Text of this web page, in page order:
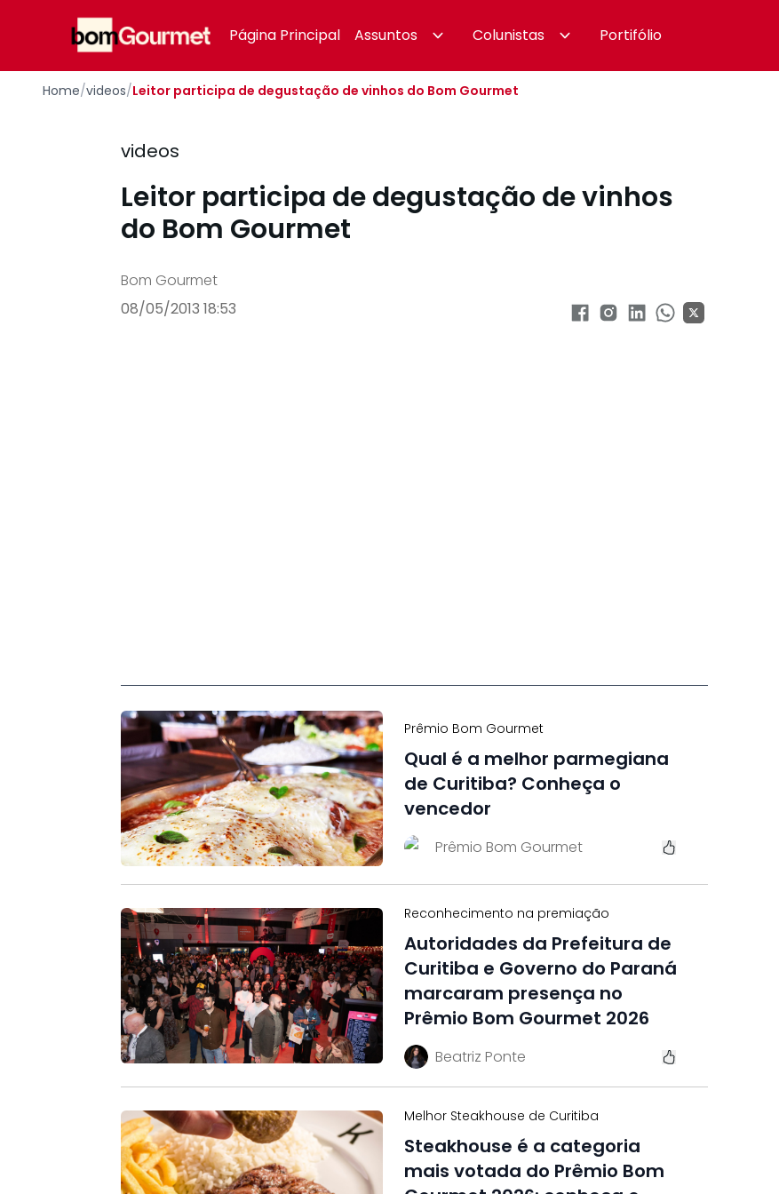
Página Principal
Assuntos Colunistas Portifólio
Home/videos/Leitor participa de degustação de vinhos do Bom Gourmet
videos
Leitor participa de degustação de vinhos
do Bom Gourmet
Bom Gourmet
08/05/2013 18:53
Prêmio Bom Gourmet
Qual é a melhor parmegiana
de Curitiba? Conheça o
vencedor
Prêmio Bom Gourmet
Reconhecimento na premiação
Autoridades da Prefeitura de
Curitiba e Governo do Paraná
marcaram presença no
Prêmio Bom Gourmet 2026
Beatriz Ponte
Melhor Steakhouse de Curitiba
Steakhouse é a categoria
mais votada do Prêmio Bom